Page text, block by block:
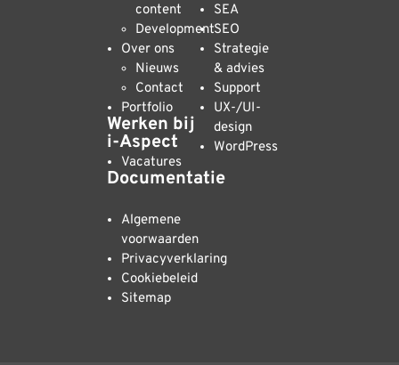
content
Development
Over ons
Nieuws
Contact
Portfolio
Werken bij
i-Aspect
Vacatures
Documentatie
Algemene
voorwaarden
Privacyverklaring
Cookiebeleid
Sitemap
SEA
SEO
Strategie
& advies
Support
UX-/UI-
design
WordPress